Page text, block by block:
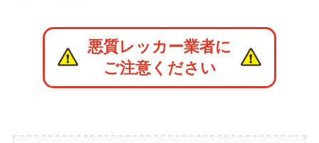
悪質レッカー業者に
ご注意ください